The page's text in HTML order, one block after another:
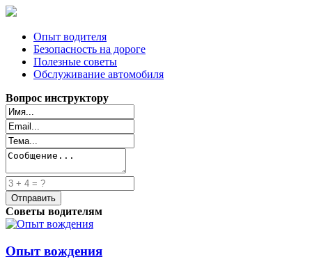
Опыт водителя
Безопасность на дороге
Полезные советы
Обслуживание автомобиля
Вопрос инструктору
Советы водителям
Опыт вождения